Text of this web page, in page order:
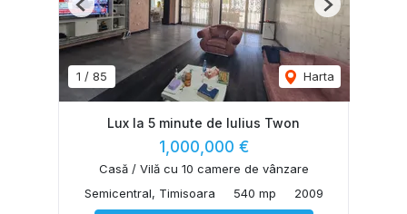
1 / 85 Harta
Previous Next
Lux la 5 minute de Iulius Twon
1,000,000 €
Casă / Vilă cu 10 camere de vânzare
Semicentral, Timisoara
540 mp 2009